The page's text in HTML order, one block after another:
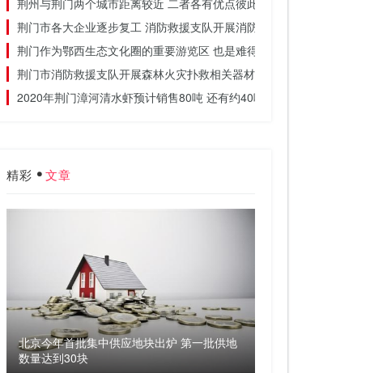
荆州与荆门两个城市距离较近 二者各有优点彼此之间差别不大
荆门市各大企业逐步复工 消防救援支队开展消防演练
荆门作为鄂西生态文化圈的重要游览区 也是难得的旅游胜地
荆门市消防救援支队开展森林火灾扑救相关器材装备学习
2020年荆门漳河清水虾预计销售80吨 还有约40吨待销
精彩 文章
北京今年首批集中供应地块出炉 第一批供地
数量达到30块